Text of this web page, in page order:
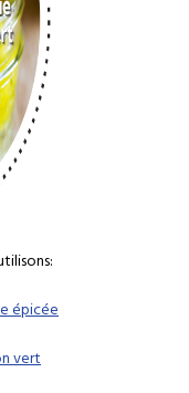
épicée
vert